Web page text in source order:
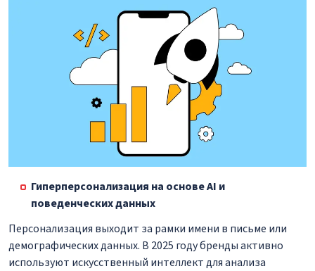
Гиперперсонализация на основе AI и
поведенческих данных
Персонализация выходит за рамки имени в письме или
демографических данных. В 2025 году бренды активно
используют искусственный интеллект для анализа